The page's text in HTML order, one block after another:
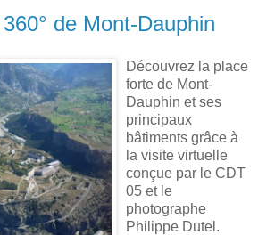
de Mont-Dauphin
Découvrez la place
forte de Mont-
Dauphin et ses
principaux
bâtiments grâce à
la visite virtuelle
conçue par le CDT
05 et le
photographe
Philippe Dutel.